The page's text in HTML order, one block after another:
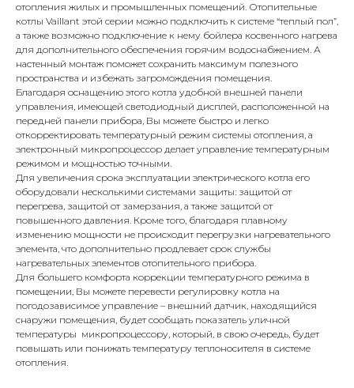
отопления жилых и промышленных помещений. Отопительные
котлы Vaillant этой серии можно подключить к системе “теплый пол”,
а также возможно подключение к нему бойлера косвенного нагрева
для дополнительного обеспечения горячим водоснабжением. А
настенный монтаж поможет сохранить максимум полезного
пространства и избежать загромождения помещения.
Благодаря оснащению этого котла удобной внешней панели
управления, имеющей светодиодный дисплей, расположенной на
передней панели прибора, Вы можете быстро и легко
откорректировать температурный режим системы отопления, а
электронный микропроцессор делает управление температурным
режимом и мощностью точными.
Для увеличения срока эксплуатации электрического котла его
оборудовали несколькими системами защиты: защитой от
перегрева, защитой от замерзания, а также защитой от
повышенного давления. Кроме того, благодаря плавному
изменению мощности не происходит перегрузки нагревательного
элемента, что дополнительно продлевает срок службы
нагревательных элементов отопительного прибора.
Для большего комфорта коррекции температурного режима в
помещении, Вы можете перевести регулировку котла на
погодозависимое управление – внешний датчик, находящийся
снаружи помещения, будет сообщать показатель уличной
температуры микропроцессору, который, в свою очередь, будет
повышать или понижать температуру теплоносителя в системе
отопления.
Адрес
Г.Москва Волоколамское шоссе,
71/22к2
Пн-вс с 9:00 до 18:00
Телефон
8 495 233-79-79
Почта
iceicemarket@yandex.ru
8 985 233-79-79
КОНТАКТЫ